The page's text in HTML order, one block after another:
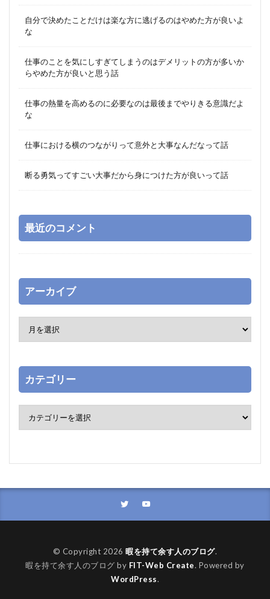
自分で決めたことだけは楽な方に逃げるのはやめた方が良いよ
な
仕事のことを気にしすぎてしまうのはデメリットの方が多いか
らやめた方が良いと思う話
仕事の熱量を高めるのに必要なのは最後までやりきる意識だよ
な
仕事における横のつながりって意外と大事なんだなって話
断る勇気ってすごい大事だから身につけた方が良いって話
最近のコメント
アーカイブ
カテゴリー
© Copyright 2026暇を持て余す人のブログ.
暇を持て余す人のブログ by FIT-Web Create. Powered by
WordPress.